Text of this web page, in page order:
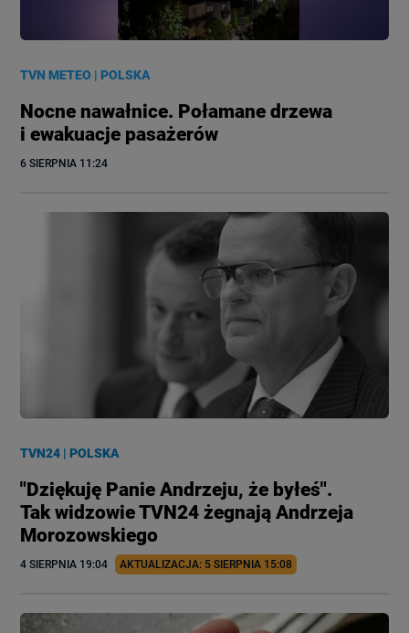
TVN METEO |POLSKA
Nocne nawałnice. Połamane drzewa
i ewakuacje pasażerów
6 SIERPNIA 11:24
TVN24 |POLSKA
"Dziękuję Panie Andrzeju, że byłeś".
Tak widzowie TVN24 żegnają Andrzeja
Morozowskiego
4 SIERPNIA 19:04 AKTUALIZACJA: 5 SIERPNIA 15:08